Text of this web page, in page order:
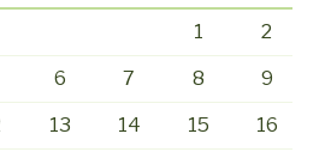
1 2
6 7 8 9
13 14 15 16